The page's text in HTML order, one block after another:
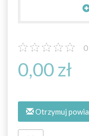
0
0,00 zł
Otrzymuj